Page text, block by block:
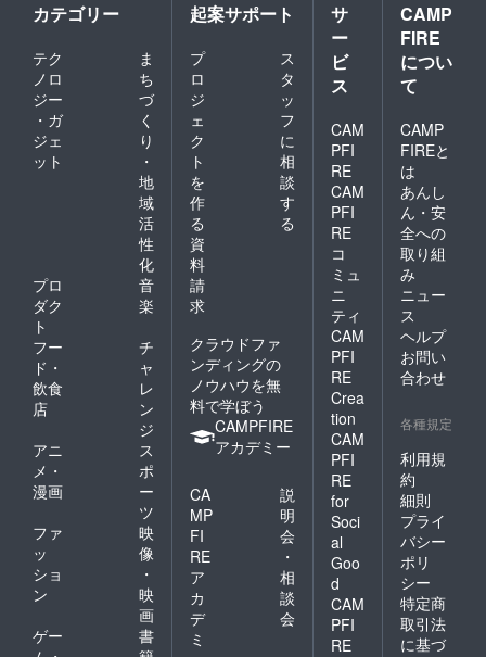
カテゴリー
テク
ノロ
ジー
・ガ
ジェ
ット
ま
ち
づ
く
り
・
地
域
活
性
化
プロ
ダク
ト
音
楽
フー
ド・
飲食
店
チ
ャ
レ
ン
ジ
アニ
メ・
漫画
ス
ポ
ー
ツ
ファ
ッ
ショ
ン
映
像
・
映
画
ゲー
書
起案サポート
プ
ロ
ジ
ェ
ク
ト
を
作
る
ス
タ
ッ
フ
に
相
談
す
る
資
料
請
求
クラウドファ
ンディングの
ノウハウを無
料で学ぼう
CAMPFIRE
アカデミー
CA
MP
FI
RE
ア
カ
デ
ミ
説
明
会
・
相
談
会
サ
ー
ビ
ス
CAM
PFI
RE
CAM
PFI
RE
コ
ミュ
ニ
ティ
CAM
PFI
RE
Crea
tion
CAM
PFI
RE
for
Soci
al
Goo
d
CAM
PFI
RE
CAMP
FIRE
につい
て
CAMP
FIREと
は
あんし
ん・安
全への
取り組
み
ニュー
ス
ヘルプ
お問い
合わせ
各種規定
利用規
約
細則
プライ
バシー
ポリ
シー
特定商
取引法
に基づ